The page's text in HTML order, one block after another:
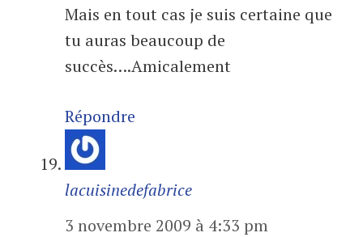
Mais en tout cas je suis certaine que
tu auras beaucoup de
succès….Amicalement
Répondre
lacuisinedefabrice
3 novembre 2009 à 4:33 pm